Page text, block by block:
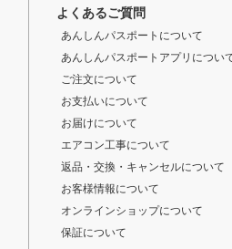
よくあるご質問
あんしんパスポートについて
あんしんパスポートアプリについ
ご注文について
お支払いについて
お届けについて
エアコン工事について
返品・交換・キャンセルについて
お客様情報について
オンラインショップについて
保証について